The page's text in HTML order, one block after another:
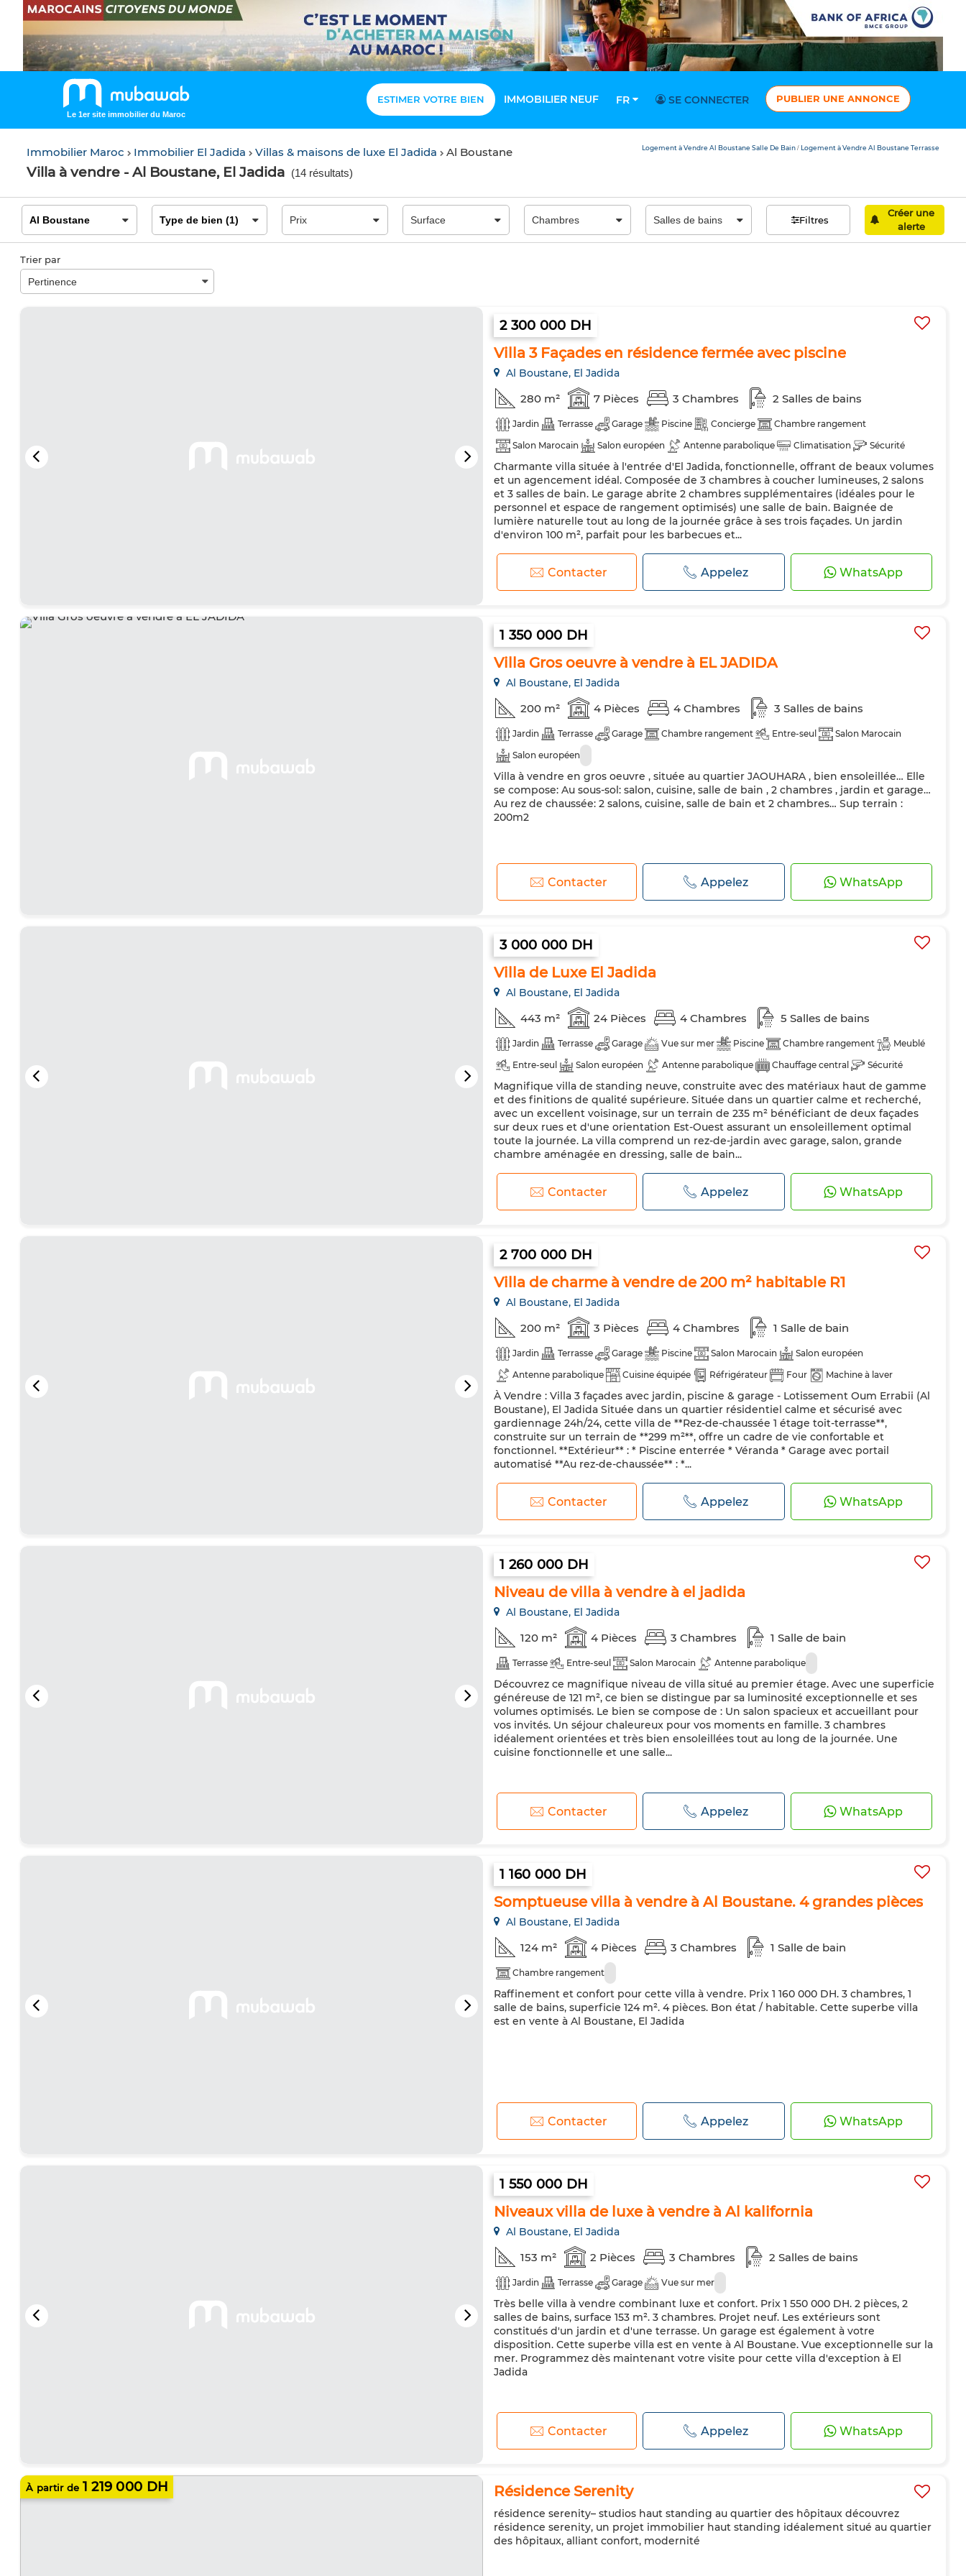
Le 1er site immobilier du Maroc
ESTIMER VOTRE BIEN IMMOBILIER NEUF FR SE CONNECTER PUBLIER UNE ANNONCE
Immobilier Maroc Immobilier El Jadida Villas & maisons de luxe El Jadida Al Boustane
Villa à vendre - Al Boustane, El Jadida (14 résultats)
Logement à Vendre Al Boustane Salle De Bain / Logement à Vendre Al Boustane Terrasse
Filtres
Créer une
alerte
Trier par
2 300 000 DH
Villa 3 Façades en résidence fermée avec piscine
Al Boustane, El Jadida
280 m² 7 Pièces 3 Chambres 2 Salles de bains
Jardin Terrasse Garage Piscine Concierge
Chambre rangement
Salon Marocain
Salon européen Antenne parabolique Climatisation
Sécurité
Porte blindée
Cuisine équipée Réfrigérateur Machine à laver
Charmante villa située à l'entrée d'El Jadida, fonctionnelle, offrant de beaux volumes
et un agencement idéal. Composée de 3 chambres à coucher lumineuses, 2 salons
et 3 salles de bain. Le garage abrite 2 chambres supplémentaires (idéales pour le
personnel et espace de rangement optimisés) une salle de bain. Baignée de
lumière naturelle tout au long de la journée grâce à ses trois façades. Un jardin
d'environ 100 m², parfait pour les barbecues et...
Contacter Appelez WhatsApp
1 350 000 DH
Villa Gros oeuvre à vendre à EL JADIDA
Al Boustane, El Jadida
200 m² 4 Pièces 4 Chambres 3 Salles de bains
Jardin Terrasse Garage Chambre rangement Entre-seul
Salon Marocain
Salon européen
Villa à vendre en gros oeuvre , située au quartier JAOUHARA , bien ensoleillée… Elle
se compose: Au sous-sol: salon, cuisine, salle de bain , 2 chambres , jardin et garage…
Au rez de chaussée: 2 salons, cuisine, salle de bain et 2 chambres… Sup terrain :
200m2
Contacter Appelez WhatsApp
3 000 000 DH
Villa de Luxe El Jadida
Al Boustane, El Jadida
443 m² 24 Pièces 4 Chambres 5 Salles de bains
Jardin Terrasse Garage Vue sur mer Piscine Chambre rangement
Meublé
Entre-seul
Salon européen Antenne parabolique Chauffage central
Sécurité
Double vitrage
Porte blindée Cuisine équipée Réfrigérateur
Four
Machine à laver
Micro-ondes
Magnifique villa de standing neuve, construite avec des matériaux haut de gamme
et des finitions de qualité supérieure. Située dans un quartier calme et recherché,
avec un excellent voisinage, sur un terrain de 235 m² bénéficiant de deux façades
sur deux rues et d'une orientation Est-Ouest assurant un ensoleillement optimal
toute la journée. La villa comprend un rez-de-jardin avec garage, salon, grande
chambre aménagée en dressing, salle de bain...
Contacter Appelez WhatsApp
2 700 000 DH
Villa de charme à vendre de 200 m² habitable R1
Al Boustane, El Jadida
200 m² 3 Pièces 4 Chambres 1 Salle de bain
Jardin Terrasse Garage Piscine Salon Marocain
Salon européen
Antenne parabolique
Cuisine équipée Réfrigérateur Four
Machine à laver
Micro-ondes
À Vendre : Villa 3 façades avec jardin, piscine & garage - Lotissement Oum Errabii (Al
Boustane), El Jadida Située dans un quartier résidentiel calme et sécurisé avec
gardiennage 24h/24, cette villa de **Rez-de-chaussée 1 étage toit-terrasse**,
construite sur un terrain de **299 m²**, offre un cadre de vie confortable et
fonctionnel. **Extérieur** : * Piscine enterrée * Véranda * Garage avec portail
automatisé **Au rez-de-chaussée** : *...
Contacter Appelez WhatsApp
1 260 000 DH
Niveau de villa à vendre à el jadida
Al Boustane, El Jadida
120 m² 4 Pièces 3 Chambres 1 Salle de bain
Terrasse Entre-seul Salon Marocain Antenne parabolique
Découvrez ce magnifique niveau de villa situé au premier étage. Avec une superficie
généreuse de 121 m², ce bien se distingue par sa luminosité exceptionnelle et ses
volumes optimisés. Le bien se compose de : Un salon spacieux et accueillant pour
vos invités. Un séjour chaleureux pour vos moments en famille. 3 chambres
idéalement orientées et très bien ensoleillées tout au long de la journée. Une
cuisine fonctionnelle et une salle...
Contacter Appelez WhatsApp
1 160 000 DH
Somptueuse villa à vendre à Al Boustane. 4 grandes pièces
Al Boustane, El Jadida
124 m² 4 Pièces 3 Chambres 1 Salle de bain
Chambre rangement
Raffinement et confort pour cette villa à vendre. Prix 1 160 000 DH. 3 chambres, 1
salle de bains, superficie 124 m². 4 pièces. Bon état / habitable. Cette superbe villa
est en vente à Al Boustane, El Jadida
Contacter Appelez WhatsApp
1 550 000 DH
Niveaux villa de luxe à vendre à Al kalifornia
Al Boustane, El Jadida
153 m² 2 Pièces 3 Chambres 2 Salles de bains
Jardin Terrasse Garage Vue sur mer
Très belle villa à vendre combinant luxe et confort. Prix 1 550 000 DH. 2 pièces, 2
salles de bains, surface 153 m². 3 chambres. Projet neuf. Les extérieurs sont
constitués d'un jardin et d'une terrasse. Un garage est également à votre
disposition. Cette superbe villa est en vente à Al Boustane. Vue exceptionnelle sur la
mer. Programmez dès maintenant votre visite pour cette villa d'exception à El
Jadida
Contacter Appelez WhatsApp
À partir de 1 219 000 DH Résidence Serenity
résidence serenity– studios haut standing au quartier des hôpitaux découvrez
résidence serenity, un projet immobilier haut standing idéalement situé au quartier
des hôpitaux, alliant confort, modernité